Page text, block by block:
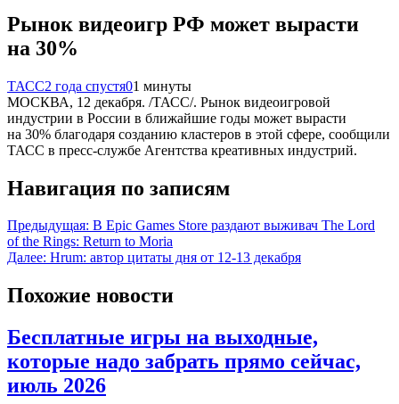
Рынок видеоигр РФ может вырасти
на 30%
ТАСС2 года спустя01 минуты
МОСКВА, 12 декабря. /ТАСС/. Рынок видеоигровой
индустрии в России в ближайшие годы может вырасти
на 30% благодаря созданию кластеров в этой сфере, сообщили
ТАСС в пресс-службе Агентства креативных индустрий.
Навигация по записям
Предыдущая: В Epic Games Store раздают выживач The Lord
of the Rings: Return to Moria
Далее: Hrum: автор цитаты дня от 12-13 декабря
Похожие новости
Бесплатные игры на выходные,
которые надо забрать прямо сейчас,
июль 2026